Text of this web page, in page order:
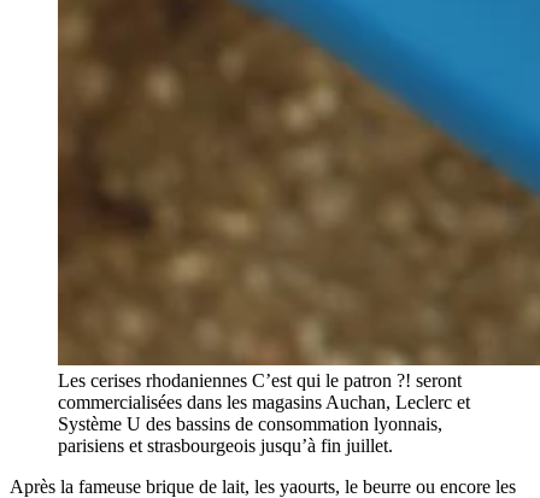
Les cerises rhodaniennes C’est qui le patron ?! seront
commercialisées dans les magasins Auchan, Leclerc et
Système U des bassins de consommation lyonnais,
parisiens et strasbourgeois jusqu’à fin juillet.
Après la fameuse brique de lait, les yaourts, le beurre ou encore les